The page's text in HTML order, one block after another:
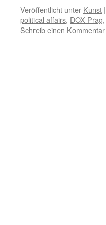
Veröffentlicht unter Kunst |
political affairs, DOX Prag,
Schreib einen Kommentar